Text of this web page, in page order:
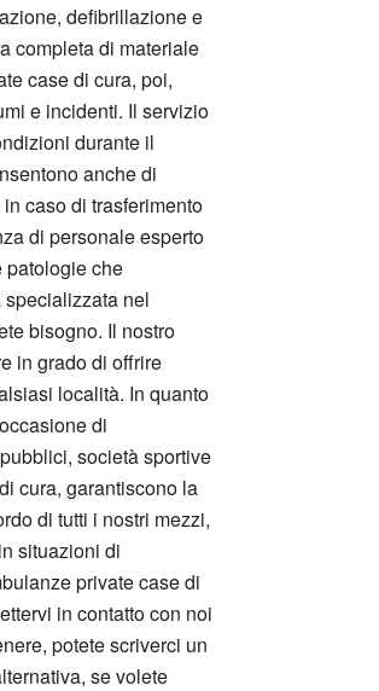
defibrillazione e
completa di materiale
case di cura, poi,
e incidenti. Il servizio
durante il
anche di
caso di trasferimento
di personale esperto
patologie che
nel
bisogno. Il nostro
in grado di offrire
località. In quanto
di
società sportive
cura, garantiscono la
di tutti i nostri mezzi,
situazioni di
private case di
in contatto con noi
potete scriverci un
se volete